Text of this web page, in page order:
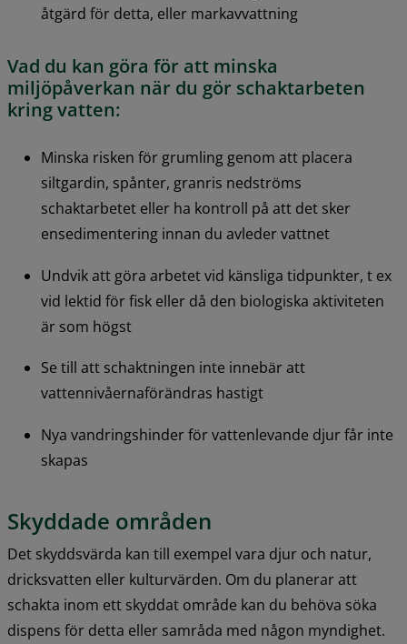
åtgärd för detta, eller markavvattning
Vad du kan göra för att minska
miljöpåverkan när du gör schaktarbeten
kring vatten:
Minska risken för grumling genom att placera
siltgardin, spånter, granris nedströms
schaktarbetet eller ha kontroll på att det sker
ensedimentering innan du avleder vattnet
Undvik att göra arbetet vid känsliga tidpunkter, t ex
vid lektid för fisk eller då den biologiska aktiviteten
är som högst
Se till att schaktningen inte innebär att
vattennivåernaförändras hastigt
Nya vandringshinder för vattenlevande djur får inte
skapas
Skyddade områden
Det skyddsvärda kan till exempel vara djur och natur,
dricksvatten eller kulturvärden. Om du planerar att
schakta inom ett skyddat område kan du behöva söka
dispens för detta eller samråda med någon myndighet.